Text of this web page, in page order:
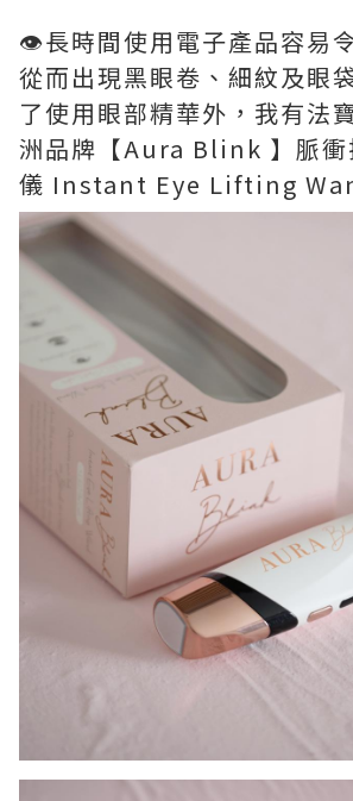
👁️長時間使用電子產品容易
從而出現黑眼卷、細紋及眼
了使用眼部精華外，我有法
洲品牌【Aura Blink 】脈衝
儀 Instant Eye Lifting